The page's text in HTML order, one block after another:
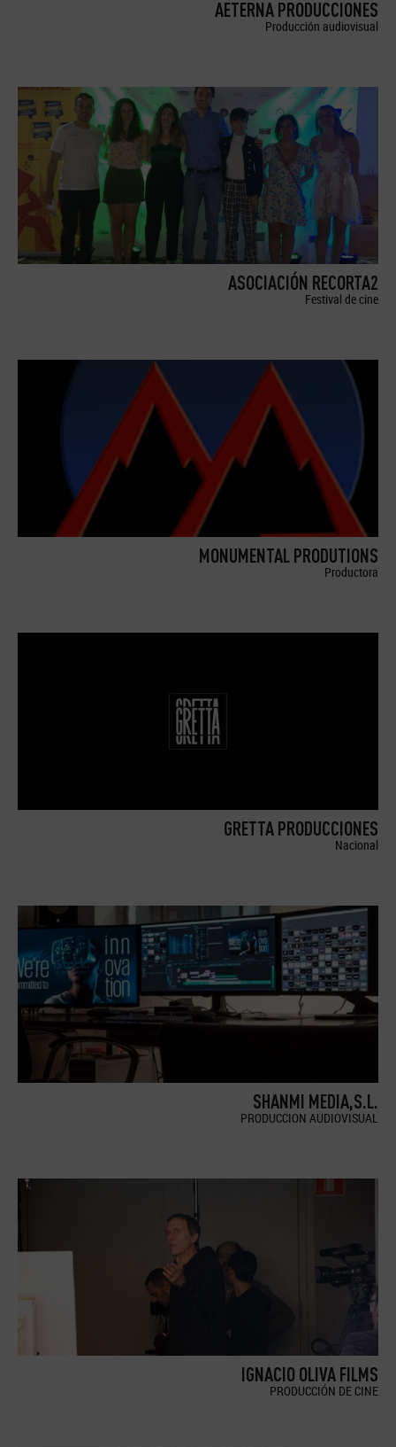
AETERNA PRODUCCIONES
Producción audiovisual
ASOCIACIÓN RECORTA2
Festival de cine
MONUMENTAL PRODUTIONS
Productora
GRETTA PRODUCCIONES
Nacional
SHANMI MEDIA,S.L.
PRODUCCION AUDIOVISUAL
IGNACIO OLIVA FILMS
PRODUCCIÓN DE CINE